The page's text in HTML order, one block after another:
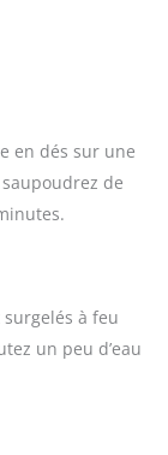
en dés sur une
de
à feu
un peu d’eau